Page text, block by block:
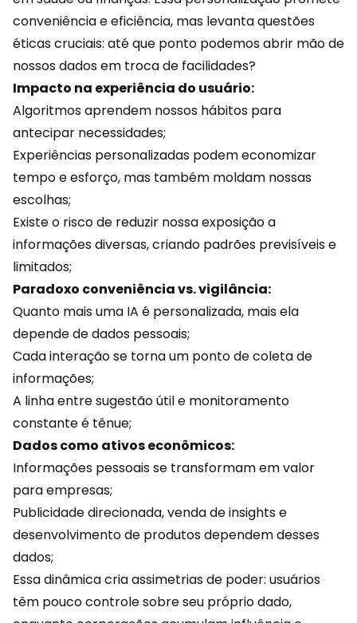
conveniência e eficiência, mas levanta questões
éticas cruciais: até que ponto podemos abrir mão de
nossos dados em troca de facilidades?
Impacto na experiência do usuário:
Algoritmos aprendem nossos hábitos para
antecipar necessidades;
Experiências personalizadas podemeconomizar
tempo e esforço, mas também moldam nossas
escolhas;
Existe o risco de reduzir nossa exposição a
informações diversas, criando padrões previsíveis e
limitados;
Paradoxo conveniência vs. vigilância:
Quanto mais uma IA é personalizada, mais ela
depende dedados pessoais;
Cada interação se torna um ponto de coleta de
informações;
A linha entre sugestão útil e monitoramento
constante é tênue;
Dados como ativos econômicos:
Informações pessoais se transformam em valor
para empresas;
Publicidade direcionada, venda de insights e
desenvolvimento de produtos dependem desses
dados;
Essa dinâmica cria assimetrias de poder: usuários
têm pouco controle sobre seu próprio dado,